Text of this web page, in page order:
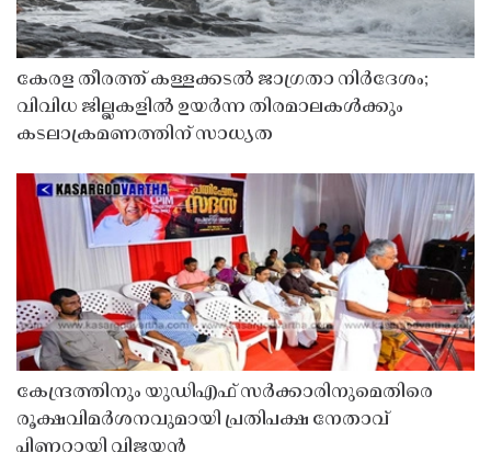
കേരള തീരത്ത് കള്ളക്കടൽ ജാഗ്രതാ നിർദേശം;
വിവിധ ജില്ലകളിൽ ഉയർന്ന തിരമാലകൾക്കും
കടലാക്രമണത്തിന് സാധ്യത
കേന്ദ്രത്തിനും യുഡിഎഫ് സർക്കാരിനുമെതിരെ
രൂക്ഷവിമർശനവുമായി പ്രതിപക്ഷ നേതാവ്
പിണറായി വിജയൻ